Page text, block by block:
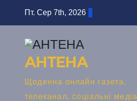
Пт. Сер 7th, 2026
АНТЕНА
Щоденна онлайн газета,
телеканал, соціальні медіа